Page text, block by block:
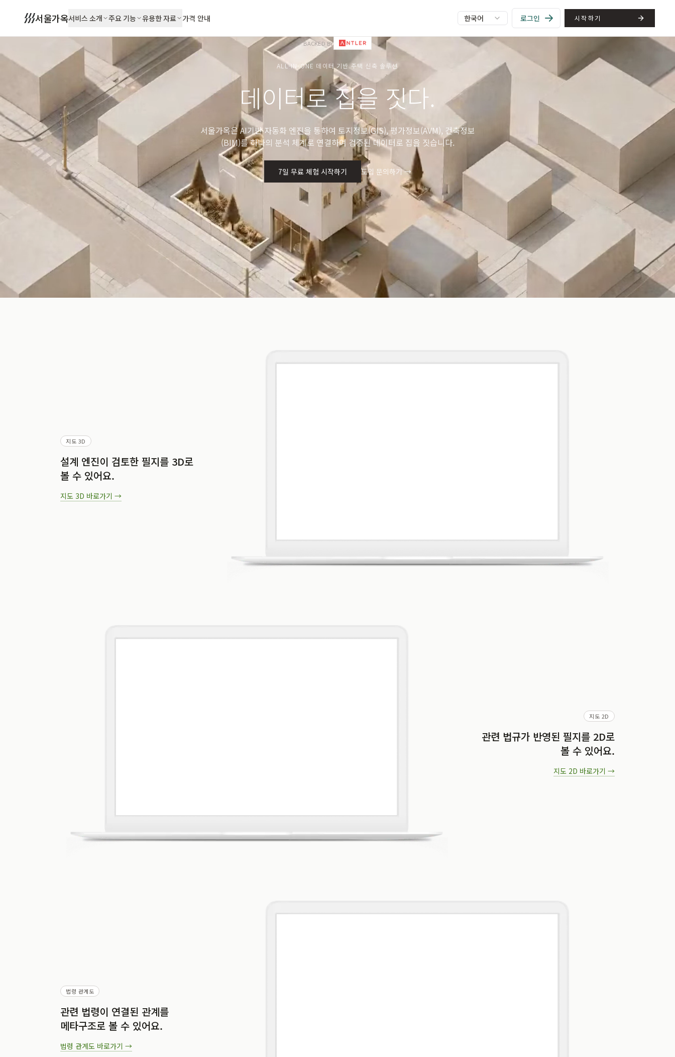
서울가옥서비스 소개 주요 기능 유용한 자료 가격 안내 한국어 로그인 시작하기
BACKED BY
ALL-IN-ONE 데이터 기반 주택 신축 솔루션
데이터로 집을 짓다.
서울가옥은 AI기반 자동화 엔진을 통하여 토지정보(GIS), 평가정보(AVM), 건축정보
(BIM)를 하나의 분석 체계로 연결하여 검증된 데이터로 집을 짓습니다.
7일 무료 체험 시작하기 도입 문의하기 →
지도 3D
설계 엔진이 검토한 필지를 3D로
볼 수 있어요.
지도 3D 바로가기 →
지도 2D
관련 법규가 반영된 필지를 2D로
볼 수 있어요.
지도 2D 바로가기 →
법령 관계도
관련 법령이 연결된 관계를
메타구조로 볼 수 있어요.
법령 관계도 바로가기 →